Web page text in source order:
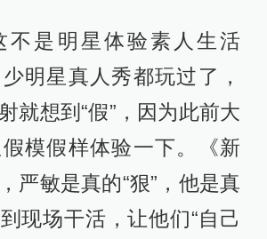
不是明星体验素人生活
明星真人秀都玩过了，
就想到“假”，因为此前大
模假样体验一下。《新
严敏是真的“狠”，他是真
现场干活，让他们“自己